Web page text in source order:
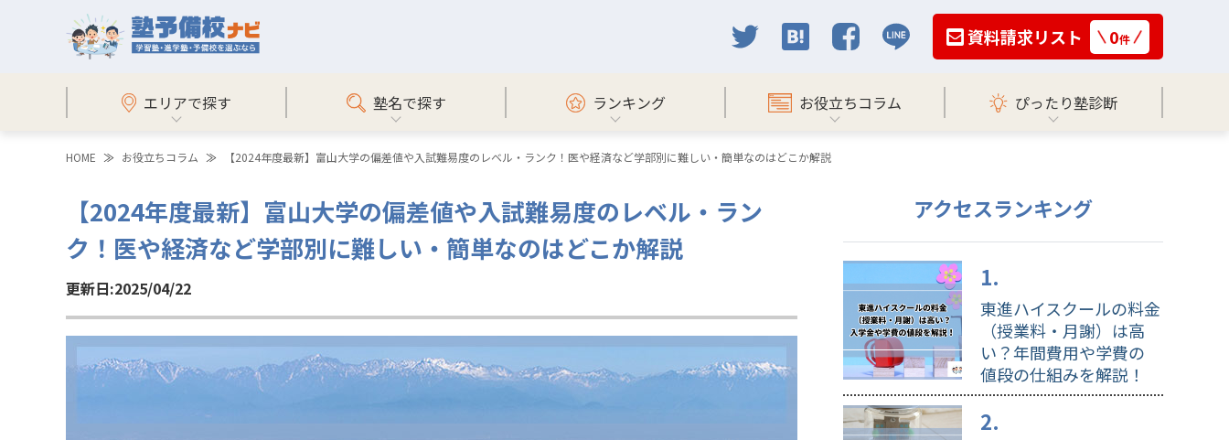
資料請求リスト 0件
エリアで探す 塾名で探す ランキング お役立ちコラム ぴったり塾診断
HOME お役立ちコラム 【2024年度最新】富山大学の偏差値や入試難易度のレベル・ランク！医や経済など学部別に難しい・簡単なのはどこか解説
【2024年度最新】富山大学の偏差値や入試難易度のレベル・ラン
ク！医や経済など学部別に難しい・簡単なのはどこか解説
更新日:2025/04/22
アクセスランキング
東進ハイスクールの料金
（授業料・月謝）は高
い？年間費用や学費の
値段の仕組みを解説！